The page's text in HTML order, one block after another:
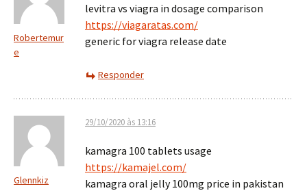
Robertemur
e
levitra vs viagra in dosage comparison
https://viagaratas.com/
generic for viagra release date
Responder
Glennkiz
29/10/2020 às 13:16
kamagra 100 tablets usage
https://kamajel.com/
kamagra oral jelly 100mg price in pakistan